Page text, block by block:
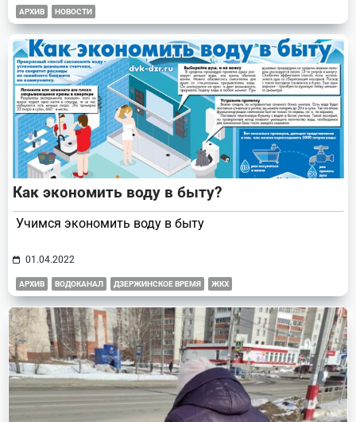
АРХИВ НОВОСТИ
Как экономить воду в быту?
Учимся экономить воду в быту
01.04.2022
АРХИВ ВОДОКАНАЛ ДЗЕРЖИНСКОЕ ВРЕМЯ ЖКХ